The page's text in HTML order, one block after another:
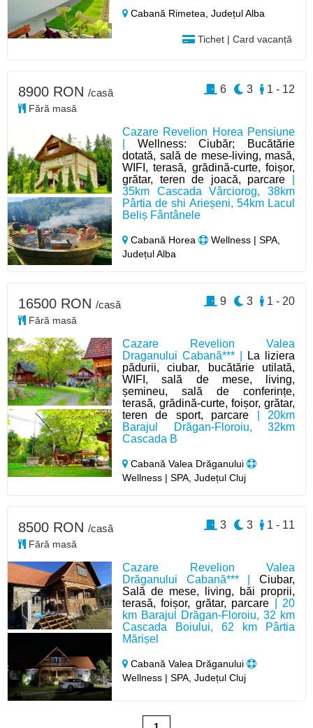
Cabană Rimetea,Județul Alba
Tichet | Card vacanță
Cazare Revelion Horea Pensiune
Wellness: Ciubăr; Bucătărie
dotată, sală de mese-living, masă,
WIFI, terasă, grădină-curte, foișor,
grătar, teren de joacă, parcare
35km Cascada Vârciorog, 38km
Pârtia de shi Arieșeni, 54km Lacul
Beliș Fântânele
Cabană Horea
Wellness | SPA,
Județul Alba
8900 RON /casă
Fără masă
1 - 12
3
6
Cazare Revelion Valea
Draganului Cabană*** |
La liziera
pădurii, ciubar, bucătărie utilată,
WIFI, sală de mese, living,
șemineu, sală de conferințe,
terasă, grădină-curte, foișor, grătar,
teren de sport, parcare | 20km
Barajul Drăgan-Floroiu, 32km
Cascada B
Cabană Valea Drăganului
Wellness | SPA, Județul Cluj
16500 RON /casă
Fără masă
1 - 20
3
9
Cazare Revelion Valea
Drăganului Cabană*** | Ciubar,
Sală de mese, living, băi proprii,
terasă, foișor, grătar, parcare | 20
km Barajul Drăgan-Floroiu, 32 km
Cascada Boiului, 62 km Pârtia
Mărișel
Cabană Valea Drăganului
Wellness | SPA, Județul Cluj
8500 RON /casă
Fără masă
1 - 11
3
3